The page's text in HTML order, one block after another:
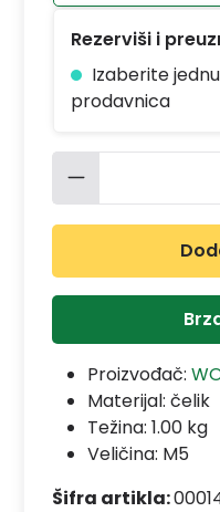
Rezerviši i
Izaberite
prodavnica
Količina
Proizvođač:
Materijal: čelik
Težina: 1.00 kg
Veličina: M5
Šifra artikla: